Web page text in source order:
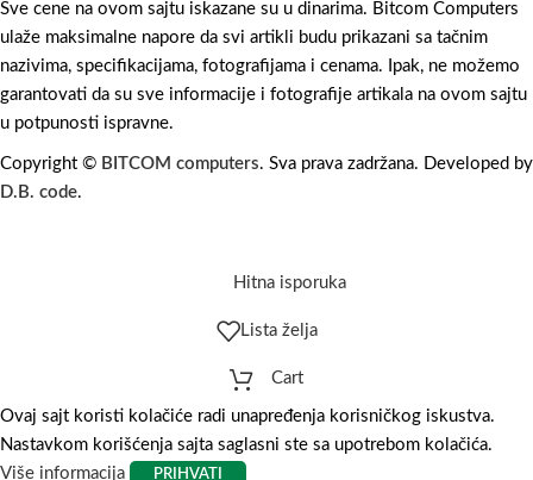
Sve cene na ovom sajtu iskazane su u dinarima. Bitcom Computers
ulaže maksimalne napore da svi artikli budu prikazani sa tačnim
nazivima, specifikacijama, fotografijama i cenama. Ipak, ne možemo
garantovati da su sve informacije i fotografije artikala na ovom sajtu
u potpunosti ispravne.
Copyright © BITCOM computers. Sva prava zadržana. Developed by
D.B. code.
Hitna isporuka
Lista želja
Cart
Ovaj sajt koristi kolačiće radi unapređenja korisničkog iskustva.
Nastavkom korišćenja sajta saglasni ste sa upotrebom kolačića.
Više informacija
PRIHVATI